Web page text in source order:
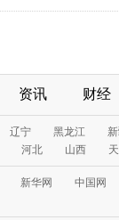
资讯 财经
辽宁 黑龙江
河北 山西
新华网
中国网